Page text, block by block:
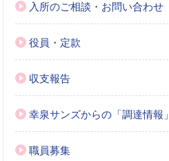
入所のご相談・お問い合わせ
役員・定款
収支報告
幸泉サンズからの「調達情報」
職員募集